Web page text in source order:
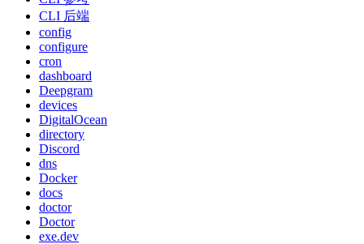
CLI 后端
config
configure
cron
dashboard
Deepgram
devices
DigitalOcean
directory
Discord
dns
Docker
docs
doctor
Doctor
exe.dev